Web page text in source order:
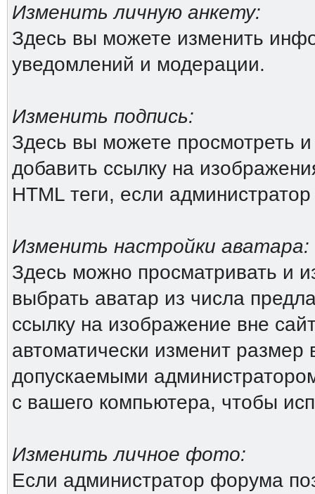
Изменить личную анкету:
Здесь вы можете изменить
уведомлений и модерации.
Изменить подпись:
Здесь вы можете просмотреть
добавить ссылку на
HTML теги, если
Изменить настройки аватара:
Здесь можно просматривать и
выбрать аватар из числа
ссылку на изображение вне
автоматически изменит размер
допускаемыми
с вашего компьютера, чтобы
Изменить личное фото:
Если администратор форума